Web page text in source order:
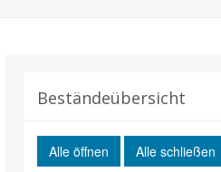
Beständeübersicht
Alle öffnen Alle schließen